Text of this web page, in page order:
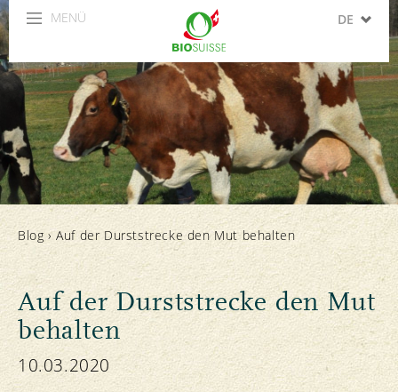
MENÜ DE
IT
EN
ES
Blog›Auf der Durststrecke den Mut behalten
Auf der Durststrecke den Mut
behalten
10.03.2020